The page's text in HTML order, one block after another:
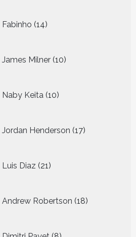
Fabinho 14
producten
James Milner 10
producten
Naby Keita 10
producten
Jordan Henderson 17
producten
Luis Diaz 21
producten
Andrew Robertson 18
producten